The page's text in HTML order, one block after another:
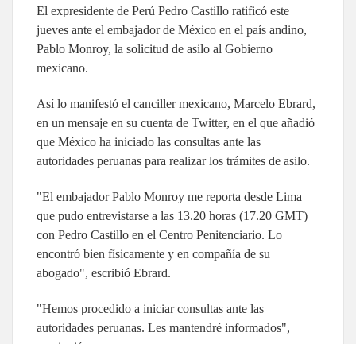
El expresidente de Perú Pedro Castillo ratificó este
jueves ante el embajador de México en el país andino,
Pablo Monroy, la solicitud de asilo al Gobierno
mexicano.
Así lo manifestó el canciller mexicano, Marcelo Ebrard,
en un mensaje en su cuenta de Twitter, en el que añadió
que México ha iniciado las consultas ante las
autoridades peruanas para realizar los trámites de asilo.
"El embajador Pablo Monroy me reporta desde Lima
que pudo entrevistarse a las 13.20 horas (17.20 GMT)
con Pedro Castillo en el Centro Penitenciario. Lo
encontró bien físicamente y en compañía de su
abogado", escribió Ebrard.
"Hemos procedido a iniciar consultas ante las
autoridades peruanas. Les mantendré informados",